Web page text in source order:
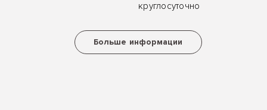
круглосуточно
Больше информации